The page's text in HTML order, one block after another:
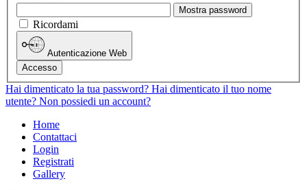
Mostra password
Ricordami
Autenticazione Web
Accesso
Hai dimenticato la tua password? Hai dimenticato il tuo nome
utente? Non possiedi un account?
Home
Contattaci
Login
Registrati
Gallery